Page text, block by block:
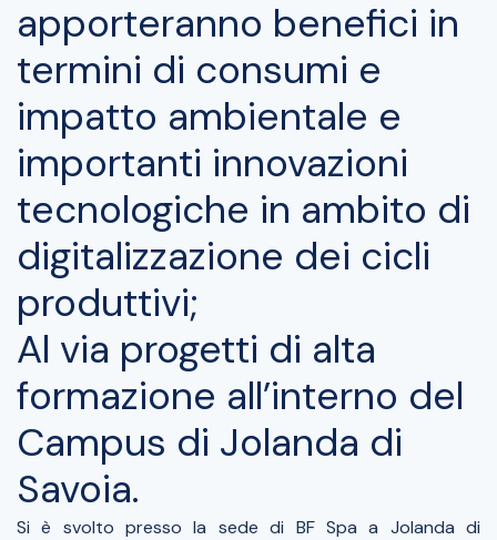
apporteranno benefici in
termini di consumi e
impatto ambientale e
importanti innovazioni
tecnologiche in ambito di
digitalizzazione dei cicli
produttivi;
Al via progetti di alta
formazione all’interno del
Campus di Jolanda di
Savoia.
Si è svolto presso la sede di BF Spa a Jolanda di